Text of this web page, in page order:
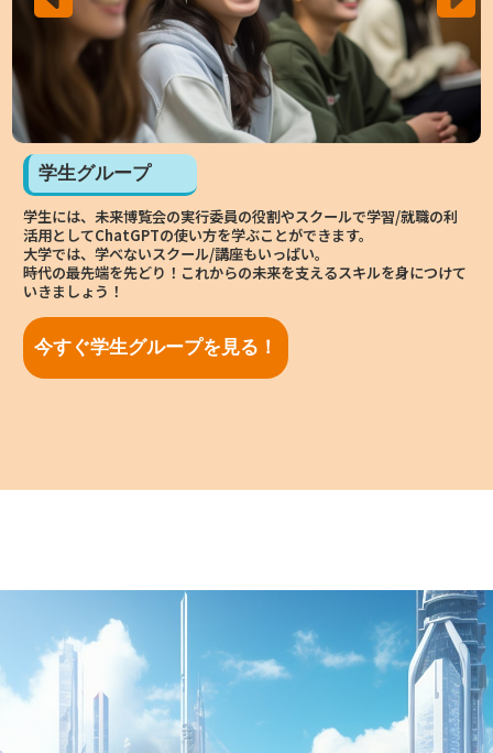
学生グループ
学生には、未来博覧会の実行委員の役割やスクールで学習/就職の利
活用としてChatGPTの使い方を学ぶことができます。
大学では、学べないスクール/講座もいっぱい。
時代の最先端を先どり！これからの未来を支えるスキルを身につけて
いきましょう！
今すぐ学生グループを見る！